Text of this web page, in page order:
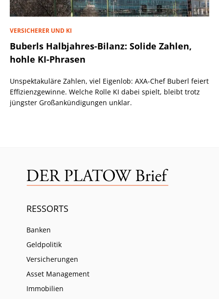
VERSICHERER UND KI
Buberls Halbjahres-Bilanz: Solide Zahlen,
hohle KI-Phrasen
Unspektakuläre Zahlen, viel Eigenlob: AXA-Chef Buberl feiert
Effizienzgewinne. Welche Rolle KI dabei spielt, bleibt trotz
jüngster Großankündigungen unklar.
RESSORTS
Banken
Geldpolitik
Versicherungen
Asset Management
Immobilien